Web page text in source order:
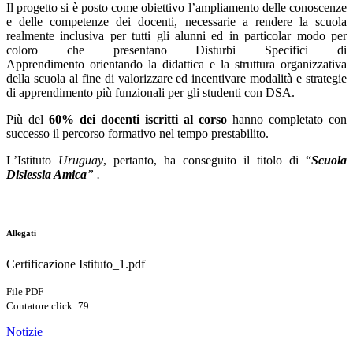
Il progetto si è posto come obiettivo l’ampliamento delle conoscenze
e delle competenze dei docenti, necessarie a rendere la scuola
realmente inclusiva per tutti gli alunni ed in particolar modo per
coloro che presentano Disturbi Specifici di
Apprendimento orientando la didattica e la struttura organizzativa
della scuola al fine di valorizzare ed incentivare modalità e strategie
di apprendimento più funzionali per gli studenti con DSA.
Più del 60% dei docenti iscritti al corso hanno completato con
successo il percorso formativo nel tempo prestabilito.
L’Istituto Uruguay, pertanto, ha conseguito il titolo di “Scuola
Dislessia Amica” .
Allegati
Certificazione Istituto_1.pdf
File PDF
Contatore click: 79
Notizie